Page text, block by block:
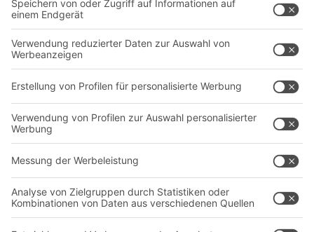
Intralogistiklösungen
Regalsysteme
Transportsysteme
Dienstleistungen
Kontaktformular
Unternehmen
Über uns
Produktionsstandorte
Karriere
Follow us